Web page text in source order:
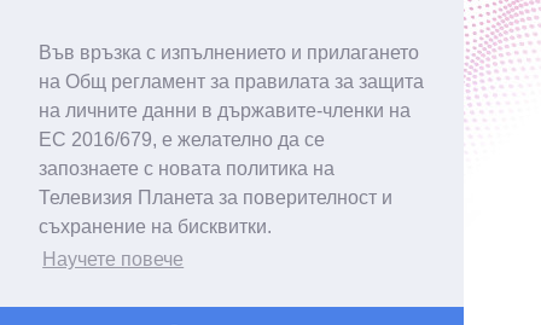
Във връзка с изпълнението и прилагането
на Общ регламент за правилата за защита
на личните данни в държавите-членки на
ЕС 2016/679, е желателно да се
запознаете с новата политика на
Телевизия Планета за поверителност и
съхранение на бисквитки.
Научете повече